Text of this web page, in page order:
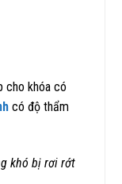
cho khóa có
có độ thẩm
khó bị rơi rớt